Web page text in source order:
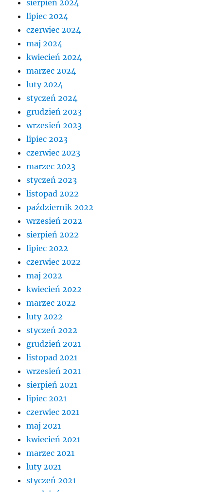
sierpień 2024
lipiec 2024
czerwiec 2024
maj 2024
kwiecień 2024
marzec 2024
luty 2024
styczeń 2024
grudzień 2023
wrzesień 2023
lipiec 2023
czerwiec 2023
marzec 2023
styczeń 2023
listopad 2022
październik 2022
wrzesień 2022
sierpień 2022
lipiec 2022
czerwiec 2022
maj 2022
kwiecień 2022
marzec 2022
luty 2022
styczeń 2022
grudzień 2021
listopad 2021
wrzesień 2021
sierpień 2021
lipiec 2021
czerwiec 2021
maj 2021
kwiecień 2021
marzec 2021
luty 2021
styczeń 2021